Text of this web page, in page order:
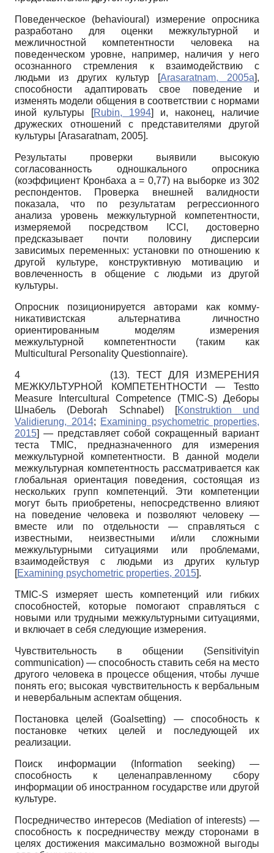
Поведенческое (behavioural) измерение опросника
разработано для оценки межкультурной и
межличностной компетентности человека на
поведенческом уровне, например, наличия у него
осознанного стремления к взаимодействию с
людьми из других культур
[Arasaratnam, 2005а],
способности адаптировать свое поведение и
изменять модели общения в соответствии с нормами
иной культуры
[Rubin, 1994]
и, наконец, наличие
дружеских отношений с представителями другой
культуры [Arasaratnam, 2005].
Результаты проверки выявили высокую
согласованность одношкального опросника
(коэффициент Кронбаха а = 0,77) на выборке из 302
респондентов. Проверка внешней валидности
показала, что по результатам регрессионного
анализа уровень межкультурной компетентности,
измеряемой посредством ICCI, достоверно
предсказывает почти половину дисперсии
зависимых переменных: установки по отношению к
другой культуре, конструктивную мотивацию и
вовлеченность в общение с людьми из другой
культуры.
Опросник позиционируется авторами как комму-
никативистская альтернатива личностно
ориентированным моделям измерения
межкультурной компетентности (таким как
Multicultural Personality Questionnaire).
4 (13). ТЕСТ ДЛЯ ИЗМЕРЕНИЯ
МЕЖКУЛЬТУРНОЙ КОМПЕТЕНТНОСТИ — Testto
Measure Intercultural Competence (TMIC-S) Деборы
Шнабель (Deborah Schnabel)
[Konstruktion und
Validierung, 2014; Examining psychometric properties,
2015] — представляет собой сокращенный вариант
теста TMIC, предназначенного для измерения
межкультурной компетентности. В данной модели
межкультурная компетентность рассматривается как
глобальная ориентация поведения, состоящая из
нескольких групп компетенций. Эти компетенции
могут быть приобретены, непосредственно влияют
на поведение человека и позволяют человеку —
вместе или по отдельности — справляться с
известными, неизвестными и/или сложными
межкультурными ситуациями или проблемами,
взаимодействуя с людьми из других культур
[Examining psychometric properties, 2015].
TMIC-S измеряет шесть компетенций или гибких
способностей, которые помогают справляться с
новыми или трудными межкультурными ситуациями,
и включает в себя следующие измерения.
Чувствительность в общении (Sensitivityin
communication) — способность ставить себя на место
другого человека в процессе общения, чтобы лучше
понять его; высокая чувствительность к вербальным
и невербальным аспектам общения.
Постановка целей (Goalsetting) — способность к
постановке четких целей и последующей их
реализации.
Поиск информации (Information seeking) —
способность к целенаправленному сбору
информации об иностранном государстве или другой
культуре.
Посредничество интересов (Mediation of interests) —
способность к посредничеству между сторонами в
целях достижения максимально возможной выгоды